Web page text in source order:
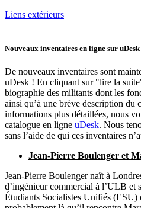
Liens extérieurs
Nouveaux inventaires en ligne sur uDesk
De nouveaux inventaires sont
uDesk ! En cliquant sur "lire la
biographie des militants dont les
ainsi qu’à une brève description du
informations plus détaillées, nous
catalogue en ligne uDesk. Nous
sans l’aide de qui ces inventaires
Jean-Pierre Boulenger et
Jean-Pierre Boulenger naît à
d’ingénieur commercial à l’ULB et
Étudiants Socialistes Unifiés (ESU)